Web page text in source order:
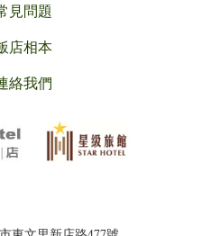
見問題
店相本
絡我們